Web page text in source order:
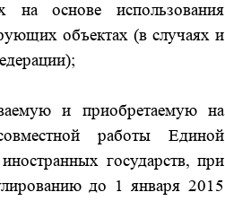
на основе использования
объектах (в случаях и
и приобретаемую на
работы Единой
государств, при
до 1 января 2015